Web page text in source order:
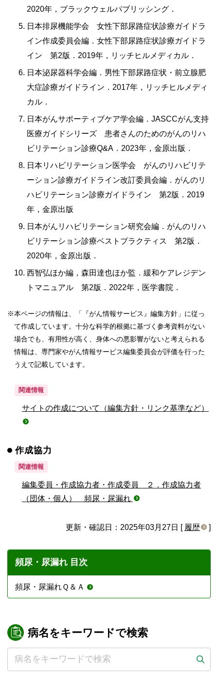
2020年，ブラックウェルパブリッシング．
日本排尿機能学会 女性下部尿路症状診療ガイドラ
イン作成委員会編．女性下部尿路症状診療ガイドラ
イン 第2版．2019年，リッチヒルメディカル．
日本泌尿器科学会編．男性下部尿路症状・前立腺肥
大症診療ガイドライン．2017年，リッチヒルメディ
カル．
日本がんサポーティブケア学会編．JASCCがん支持
医療ガイドシリーズ 患者さんのためのがんのリハ
ビリテーション診療Q&A．2023年，金原出版．
日本リハビリテーション医学会 がんのリハビリテ
ーション診療ガイドライン改訂委員会編．がんのリ
ハビリテーション診療ガイドライン 第2版．2019
年，金原出版
日本がんリハビリテーション研究会編．がんのリハ
ビリテーション診療ベストプラクティス 第2版．
2020年，金原出版．
西智弘ほか編，森田達也ほか監．緩和ケアレジデン
トマニュアル 第2版．2022年，医学書院．
※本ページの情報は、「『がん情報サービス』編集方針」に従っ
て作成しています。十分な科学的根拠に基づく参考資料がない
場合でも、有用性が高く、身体への悪影響がないと考えられる
情報は、専門家やがん情報サービス編集委員会が評価を行った
うえで記載しています。
関連情報
サイトの作成について（編集方針・リンク基準など）
作成協力
関連情報
編集委員・作成協力者・作成委員 ２．作成協力者
（団体・個人） 頻尿・尿漏れ
更新・確認日：2025年03月27日 [ 履歴 ]
頻尿・尿漏れ 目次
頻尿・尿漏れＱ＆Ａ
病名をキーワードで検索